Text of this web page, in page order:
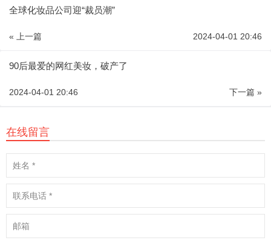
全球化妆品公司迎“裁员潮”
« 上一篇 2024-04-01 20:46
90后最爱的网红美妆，破产了
下一篇 »
2024-04-01 20:46
在线留言